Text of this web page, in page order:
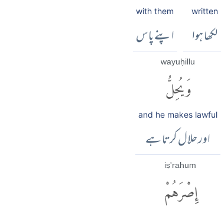
written
لکھا ہوا
with them
اپنے پاس
wayuḥillu
وَيُحِلُّ
and he makes lawful
اور حلال کرتا ہے
iṣ'rahum
إِصْرَهُمْ